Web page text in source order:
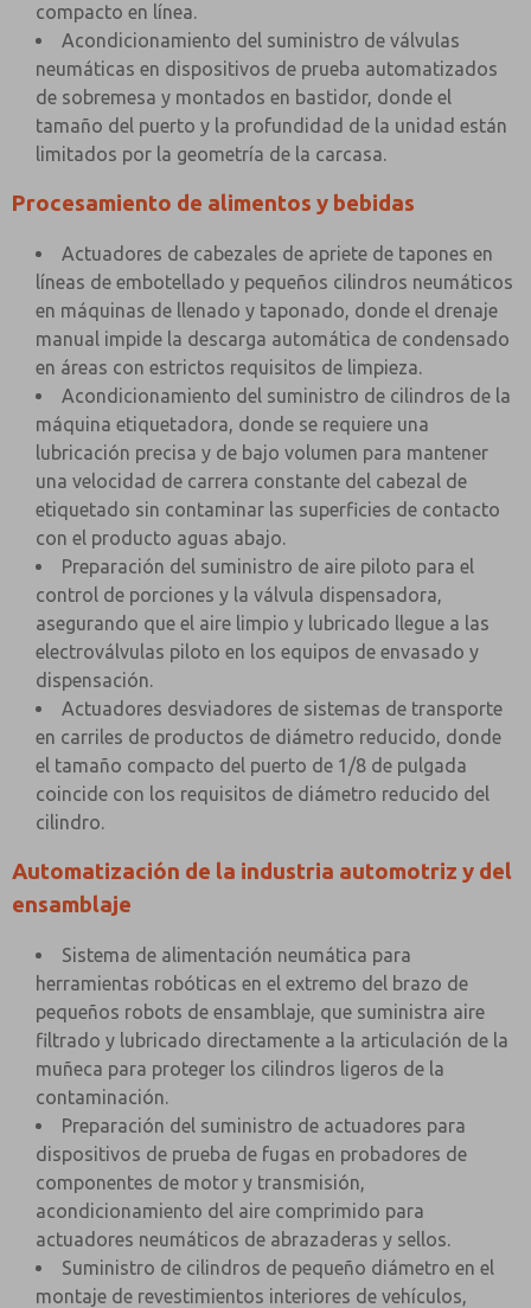
compacto en línea.
Acondicionamiento del suministro de válvulas
neumáticas en dispositivos de prueba automatizados
de sobremesa y montados en bastidor, donde el
tamaño del puerto y la profundidad de la unidad están
limitados por la geometría de la carcasa.
Procesamiento de alimentos y bebidas
Actuadores de cabezales de apriete de tapones en
líneas de embotellado y pequeños cilindros neumáticos
en máquinas de llenado y taponado, donde el drenaje
manual impide la descarga automática de condensado
en áreas con estrictos requisitos de limpieza.
Acondicionamiento del suministro de cilindros de la
máquina etiquetadora, donde se requiere una
lubricación precisa y de bajo volumen para mantener
una velocidad de carrera constante del cabezal de
etiquetado sin contaminar las superficies de contacto
con el producto aguas abajo.
Preparación del suministro de aire piloto para el
control de porciones y la válvula dispensadora,
asegurando que el aire limpio y lubricado llegue a las
electroválvulas piloto en los equipos de envasado y
dispensación.
Actuadores desviadores de sistemas de transporte
en carriles de productos de diámetro reducido, donde
el tamaño compacto del puerto de 1/8 de pulgada
coincide con los requisitos de diámetro reducido del
cilindro.
Automatización de la industria automotriz y del
ensamblaje
Sistema de alimentación neumática para
herramientas robóticas en el extremo del brazo de
pequeños robots de ensamblaje, que suministra aire
filtrado y lubricado directamente a la articulación de la
muñeca para proteger los cilindros ligeros de la
contaminación.
Preparación del suministro de actuadores para
dispositivos de prueba de fugas en probadores de
componentes de motor y transmisión,
acondicionamiento del aire comprimido para
actuadores neumáticos de abrazaderas y sellos.
Suministro de cilindros de pequeño diámetro en el
montaje de revestimientos interiores de vehículos,